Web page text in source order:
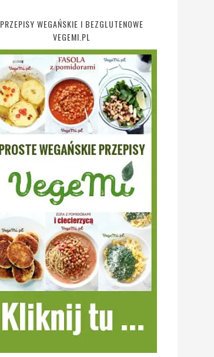
PRZEPISY WEGAŃSKIE I BEZGLUTENOWE
VEGEMI.PL